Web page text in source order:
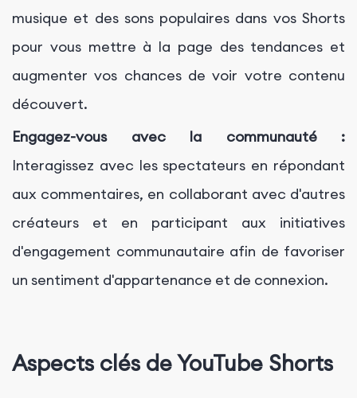
musique et des sons populaires dans vos Shorts
pour vous mettre à la page des tendances et
augmenter vos chances de voir votre contenu
découvert.
Engagez-vous avec la communauté :
Interagissez avec les spectateurs en répondant
aux commentaires, en collaborant avec d'autres
créateurs et en participant aux initiatives
d'engagement communautaire afin de favoriser
un sentiment d'appartenance et de connexion.
Aspects clés de YouTube Shorts